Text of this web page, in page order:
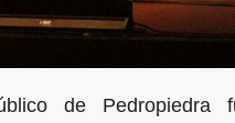
de